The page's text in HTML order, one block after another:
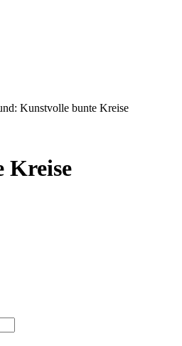
Kunstvolle bunte Kreise
Kreise